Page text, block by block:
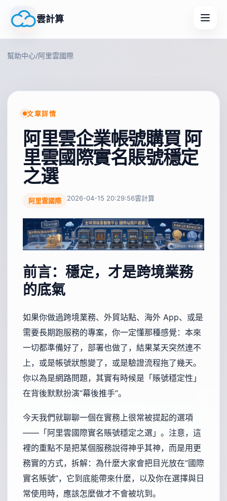
雲計算
幫助中心/阿里雲國際
文章詳情
阿里雲企業帳號購買 阿
里雲國際實名賬號穩定
之選
阿里雲國際 2026-04-15 20:29:56雲計算
前言：穩定，才是跨境業務
的底氣
如果你做過跨境業務、外貿站點、海外 App、或是
需要長期跑服務的專案，你一定懂那種感覺：本來
一切都準備好了，部署也做了，結果某天突然連不
上，或是帳號狀態變了，或是驗證流程拖了幾天。
你以為是網路問題，其實有時候是「賬號穩定性」
在背後默默扮演“幕後推手”。
今天我們就聊聊一個在實務上很常被提起的選項
——「阿里雲國際實名賬號穩定之選」。注意，這
裡的重點不是把某個服務說得神乎其神，而是用更
務實的方式，拆解：為什麼大家會把目光放在“國際
實名賬號”，它到底能帶來什麼，以及你在選擇與日
常使用時，應該怎麼做才不會被坑到。